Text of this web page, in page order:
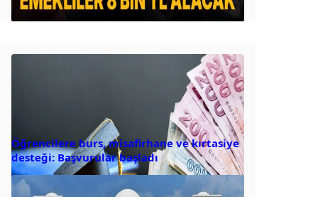
Öğrencilere burs, misafirhane ve kırtasiye
desteği: Başvurular başladı